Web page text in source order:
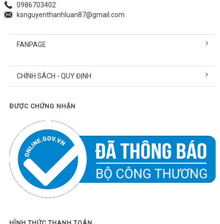
0986703402
ksnguyenthanhluan87@gmail.com
FANPAGE
CHÍNH SÁCH - QUY ĐỊNH
ĐƯỢC CHỨNG NHẬN